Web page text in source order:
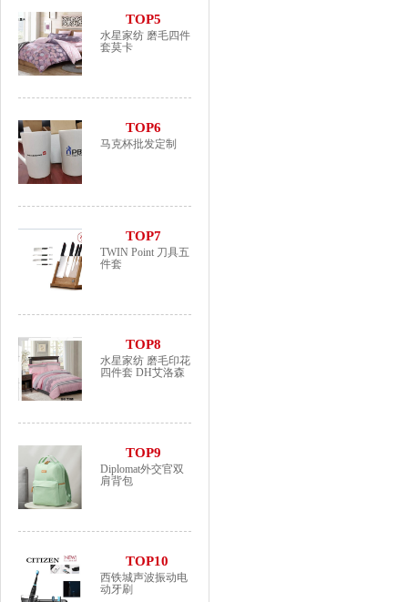
TOP5
水星家纺 磨毛四件
套莫卡
TOP6
马克杯批发定制
TOP7
TWIN Point 刀具五
件套
TOP8
水星家纺 磨毛印花
四件套 DH艾洛森
TOP9
Diplomat外交官双
肩背包
TOP10
西铁城声波振动电
动牙刷